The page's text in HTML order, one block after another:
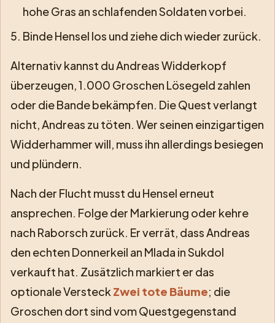
hohe Gras an schlafenden Soldaten vorbei.
Binde Hensel los und ziehe dich wieder zurück.
Alternativ kannst du Andreas Widderkopf
überzeugen, 1.000 Groschen Lösegeld zahlen
oder die Bande bekämpfen. Die Quest verlangt
nicht, Andreas zu töten. Wer seinen einzigartigen
Widderhammer will, muss ihn allerdings besiegen
und plündern.
Nach der Flucht musst du Hensel erneut
ansprechen. Folge der Markierung oder kehre
nach Raborsch zurück. Er verrät, dass Andreas
den echten Donnerkeil an Mlada in Sukdol
verkauft hat. Zusätzlich markiert er das
optionale Versteck Zwei tote Bäume; die
Groschen dort sind vom Questgegenstand